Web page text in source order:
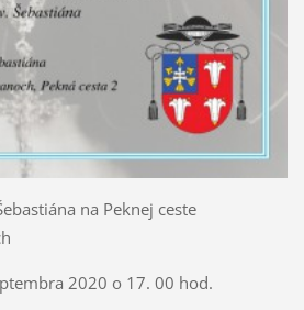
na Peknej ceste
2020 o 17. 00 hod.